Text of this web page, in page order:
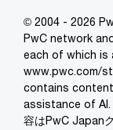
© 2004 - 2026
PwC network
each of which is
www.pwc.com/
contains
assistance of AI.
容はPwC Japan